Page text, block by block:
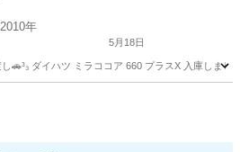
年
5月18日
🚗³₃ ダイハツ ミラココア 660 プラスX 入庫しま